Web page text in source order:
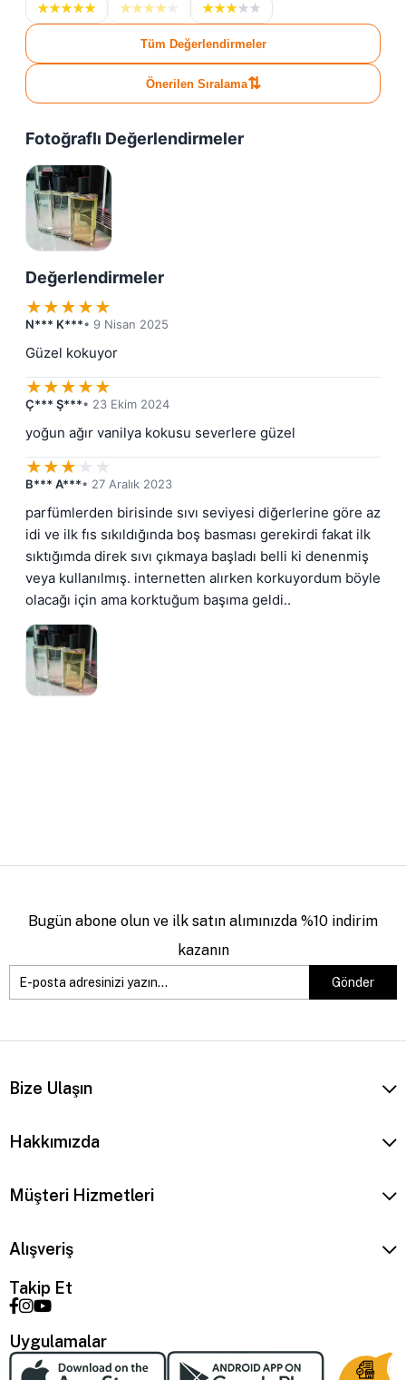
★★★★★ ★★★★ ★★★★★
Tüm Değerlendirmeler
Önerilen Sıralama⇅
Fotoğraflı Değerlendirmeler
Değerlendirmeler
★★★★★
N*** K***• 9 Nisan 2025
Güzel kokuyor
★★★★★
Ç*** Ş***• 23 Ekim 2024
yoğun ağır vanilya kokusu severlere güzel
★★★ ★ ★
B*** A***• 27 Aralık 2023
parfümlerden birisinde sıvı seviyesi diğerlerine göre az
idi ve ilk fıs sıkıldığında boş basması gerekirdi fakat ilk
sıktığımda direk sıvı çıkmaya başladı belli ki denenmiş
veya kullanılmış. internetten alırken korkuyordum böyle
olacağı için ama korktuğum başıma geldi..
Bugün abone olun ve ilk satın alımınızda %10 indirim
kazanın
Gönder
Bize Ulaşın
Hakkımızda
Müşteri Hizmetleri
Alışveriş
Takip Et
Uygulamalar